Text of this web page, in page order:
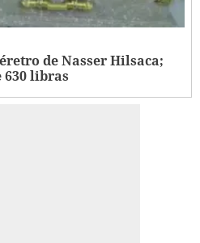
de Nasser Hilsaca;
630 libras